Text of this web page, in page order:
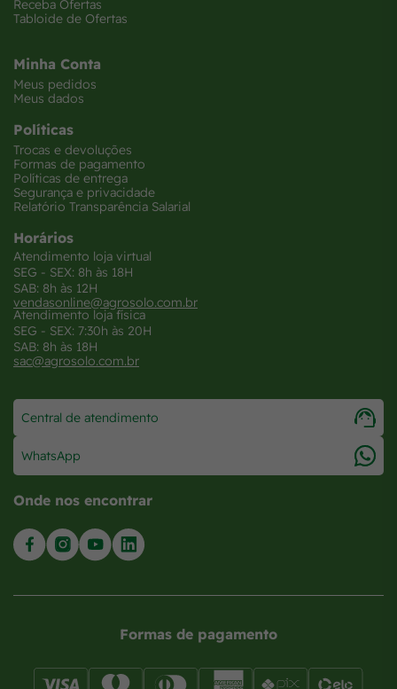
Receba Ofertas
Tabloide de Ofertas
Minha Conta
Meus pedidos
Meus dados
Políticas
Trocas e devoluções
Formas de pagamento
Políticas de entrega
Segurança e privacidade
Relatório Transparência Salarial
Horários
Atendimento loja virtual
SEG - SEX: 8h às 18H
SAB: 8h às 12H
vendasonline@agrosolo.com.br
Atendimento loja física
SEG - SEX: 7:30h às 20H
SAB: 8h às 18H
sac@agrosolo.com.br
Central de atendimento
WhatsApp
Onde nos encontrar
Formas de pagamento